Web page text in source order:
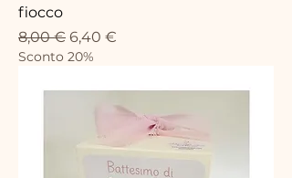
fiocco
Prix original
8,00 € Prix promotionnel
6,40 €
Sconto 20%